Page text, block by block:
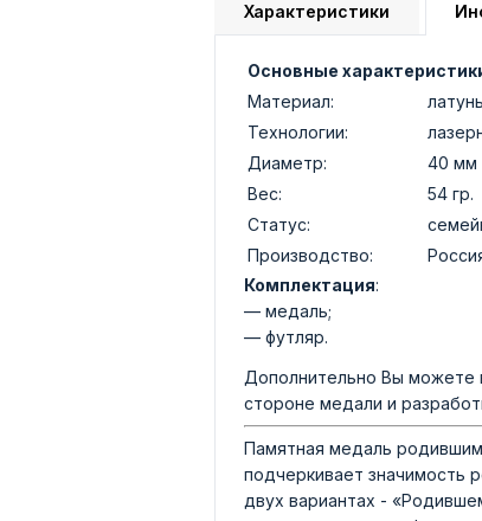
Характеристики
Основные
Материал:
латунь
Технологии:
Диаметр:
40 мм
Вес:
54 гр.
Статус:
Производство:
Комплектация:
— медаль;
— футляр.
Дополнительно Вы можете
стороне медали и
Памятная медаль
подчеркивает значимость
двух вариантах -